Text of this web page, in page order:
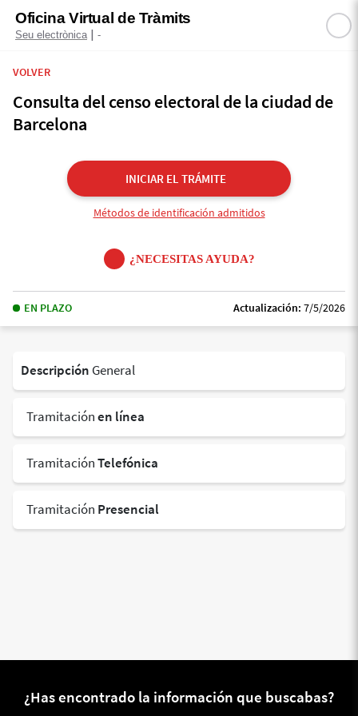
Oficina Virtual de Tràmits
Seu electrònica | -
VOLVER
Consulta del censo electoral de la ciudad de
Barcelona
INICIAR EL TRÁMITE
Métodos de identificación admitidos
¿NECESITAS AYUDA?
EN PLAZO Actualización: 7/5/2026
Descripción General
Tramitaciónen línea
TramitaciónTelefónica
Tramitación Presencial
¿Has encontrado la información que buscabas?